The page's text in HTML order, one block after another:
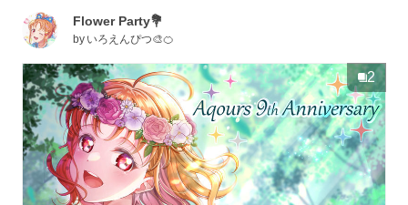
Flower Party💐
by いろえんぴつ🎨🍊
2